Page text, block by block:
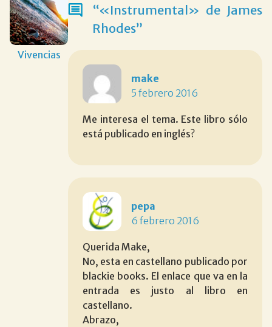
Vivencias
“«Instrumental» de James
Rhodes”
make
5 febrero 2016
Me interesa el tema. Este libro sólo
está publicado en inglés?
pepa
6 febrero 2016
Querida Make,
No, esta en castellano publicado por
blackie books. El enlace que va en la
entrada es justo al libro en
castellano.
Abrazo,